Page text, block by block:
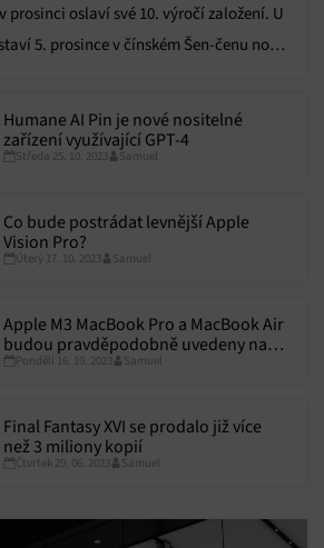
prosinci oslaví své 10. výročí založení. U
5. prosince v čínském Šen-čenu nový
Humane AI Pin je nové nositelné
zařízení využívající GPT-4
Středa 25. 10. 2023 Samuel
Co bude postrádat levnější Apple
Vision Pro?
Úterý 17. 10. 2023 Samuel
Apple M3 MacBook Pro a MacBook Air
budou pravděpodobně uvedeny na
trh až příští rok
Pondělí 16. 10. 2023 Samuel
Final Fantasy XVI se prodalo již více
než 3 miliony kopií
Čtvrtek 29. 06. 2023 Samuel